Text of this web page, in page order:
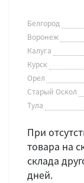
Белгород
Воронеж
Калуга
Курск
Орел
Старый Оскол
Тула
При
товара на
склада
дней.